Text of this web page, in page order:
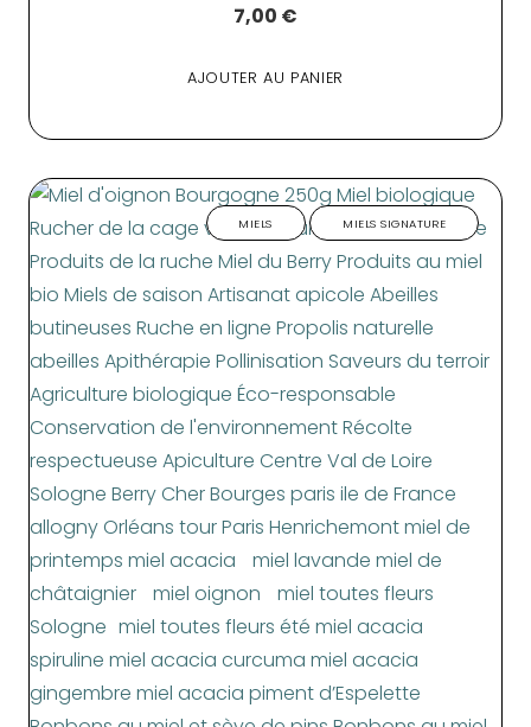
7,00 €
AJOUTER AU PANIER
MIELS MIELS SIGNATURE